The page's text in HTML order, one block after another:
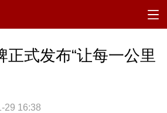
正式发布“让每一公里
29 16:38